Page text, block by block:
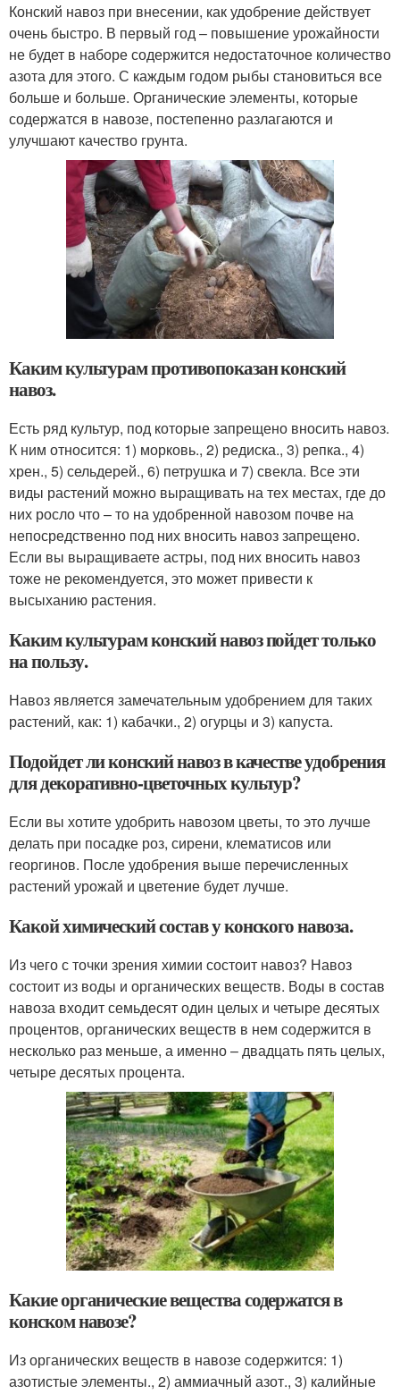
Конский навоз при внесении, как удобрение действует
очень быстро. В первый год – повышение урожайности
не будет в наборе содержится недостаточное количество
азота для этого. С каждым годом рыбы становиться все
больше и больше. Органические элементы, которые
содержатся в навозе, постепенно разлагаются и
улучшают качество грунта.
Каким культурам противопоказан конский
навоз.
Есть ряд культур, под которые запрещено вносить навоз.
К ним относится: 1) морковь., 2) редиска., 3) репка., 4)
хрен., 5) сельдерей., 6) петрушка и 7) свекла. Все эти
виды растений можно выращивать на тех местах, где до
них росло что – то на удобренной навозом почве на
непосредственно под них вносить навоз запрещено.
Если вы выращиваете астры, под них вносить навоз
тоже не рекомендуется, это может привести к
высыханию растения.
Каким культурам конский навоз пойдет только
на пользу.
Навоз является замечательным удобрением для таких
растений, как: 1) кабачки., 2) огурцы и 3) капуста.
Подойдет ли конский навоз в качестве удобрения
для декоративно-цветочных культур?
Если вы хотите удобрить навозом цветы, то это лучше
делать при посадке роз, сирени, клематисов или
георгинов. После удобрения выше перечисленных
растений урожай и цветение будет лучше.
Какой химический состав у конского навоза.
Из чего с точки зрения химии состоит навоз? Навоз
состоит из воды и органических веществ. Воды в состав
навоза входит семьдесят один целых и четыре десятых
процентов, органических веществ в нем содержится в
несколько раз меньше, а именно – двадцать пять целых,
четыре десятых процента.
Какие органические вещества содержатся в
конском навозе?
Из органических веществ в навозе содержится: 1)
азотистые элементы., 2) аммиачный азот., 3) калийные